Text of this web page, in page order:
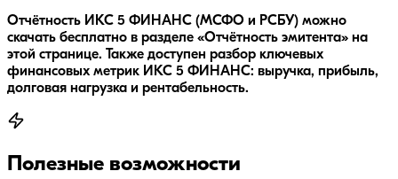
Отчётность ИКС 5 ФИНАНС (МСФО и РСБУ) можно
скачать бесплатно в разделе «Отчётность эмитента» на
этой странице. Также доступен разбор ключевых
финансовых метрик ИКС 5 ФИНАНС: выручка, прибыль,
долговая нагрузка и рентабельность.
Полезные возможности